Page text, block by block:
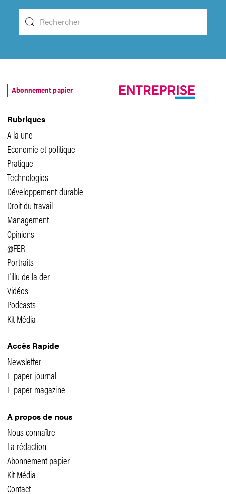
Rubriques
A la une
Economie et politique
Pratique
Technologies
Développement durable
Droit du travail
Management
Opinions
@FER
Portraits
L'illu de la der
Vidéos
Podcasts
Kit Média
Accès Rapide
Newsletter
E-paper journal
E-paper magazine
A propos de nous
Nous connaître
La rédaction
Abonnement papier
Kit Média
Contact
Abonnement papier